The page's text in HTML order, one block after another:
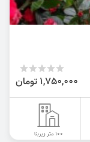
1,750,000 تومان
100 متر زیربنا